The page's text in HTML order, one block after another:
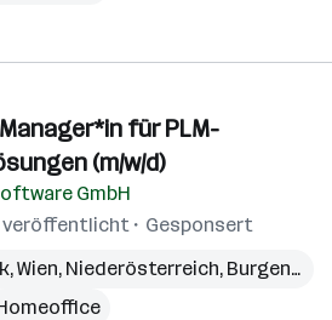
für PLM-
(m/w/d)
GmbH
veröffentlicht
Gesponsert
,Wien, Niederösterreich, Burgenland